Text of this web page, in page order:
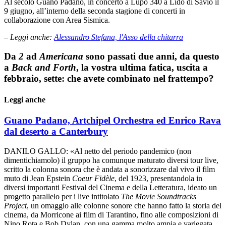
9 giugno, all’interno della seconda stagione di concerti in
collaborazione con Area Sismica.
– Leggi anche: Alessandro Stefana, l'Asso della chitarra
Da2 adAmericana sono passati due anni, da questo
a Back and Forth, la vostra ultima fatica, uscita a
febbraio, sette: che avete combinato nel frattempo?
Leggi anche
Guano Padano, Artchipel Orchestra ed Enrico Rava
dal deserto a Canterbury
DANILO GALLO: «Al netto del periodo pandemico (non
dimentichiamolo) il gruppo ha comunque maturato diversi tour live,
scritto la colonna sonora che è andata a sonorizzare dal vivo il film
muto di Jean Epstein Coeur Fidèle, del 1923, presentandola in
diversi importanti Festival del Cinema e della Letteratura, ideato un
progetto parallelo per i live intitolato The Movie Soundtracks
Project, un omaggio alle colonne sonore che hanno fatto la storia del
cinema, da Morricone ai film di Tarantino, fino alle composizioni di